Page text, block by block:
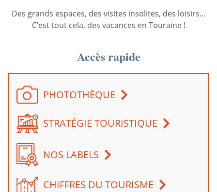
Des grands espaces, des visites insolites, des loisirs…
C’est tout cela, des vacances en Touraine !
Accès rapide
PHOTOTHÈQUE
STRATÉGIE TOURISTIQUE
NOS LABELS
CHIFFRES DU TOURISME